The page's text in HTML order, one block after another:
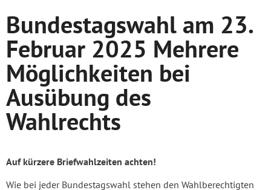
Bundestagswahl am 23.
Februar 2025 Mehrere
Möglichkeiten bei
Ausübung des
Wahlrechts
Auf kürzere Briefwahlzeiten achten!
Wie bei jeder Bundestagswahl stehen den Wahlberechtigten